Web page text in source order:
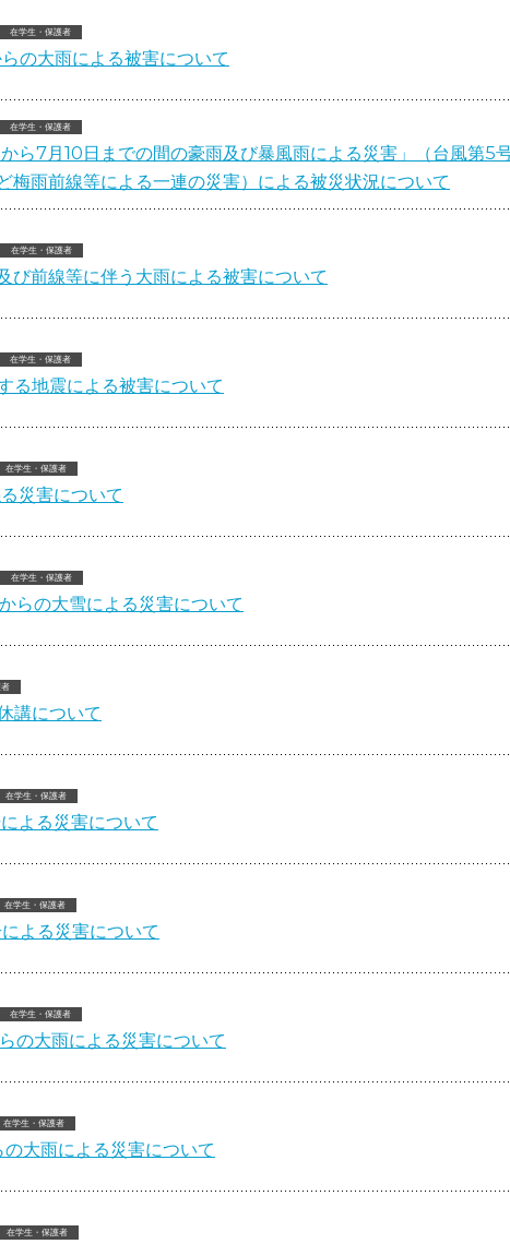
在学生・保護者
の大雨による被害について
在学生・保護者
ら7月10日までの間の豪雨及び暴風雨による災害」（台風第5
梅雨前線等による一連の災害）による被災状況について
在学生・保護者
び前線等に伴う大雨による被害について
在学生・保護者
る地震による被害について
在学生・保護者
災害について
在学生・保護者
らの大雪による災害について
講について
在学生・保護者
よる災害について
在学生・保護者
よる災害について
在学生・保護者
の大雨による災害について
在学生・保護者
大雨による災害について
在学生・保護者